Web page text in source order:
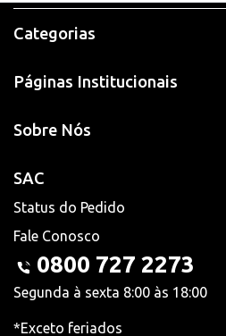
Categorias
Páginas Institucionais
Sobre Nós
SAC
Status do Pedido
Fale Conosco
0800 727 2273
Segunda à sexta 8:00 às 18:00
*Exceto feriados